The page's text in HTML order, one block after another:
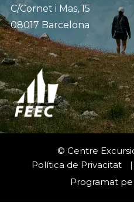
C/Cornet i Mas, 15
08017 Barcelona
© Centre
Política de Privacitat
|
Programat